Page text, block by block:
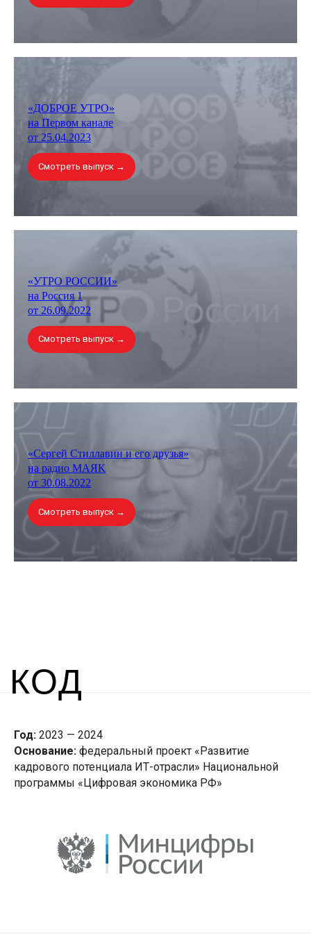
«ДОБРОЕ УТРО»
на Первом канале
от 25.04.2023
Смотреть выпуск →
«УТРО РОССИИ»
на Россия 1
от 26.09.2022
Смотреть выпуск →
«Сергей Стиллавин и его друзья»
на радио МАЯК
от 30.08.2022
Смотреть выпуск →
Год: 2023 — 2024
Основание: федеральный проект «Развитие
кадрового потенциала ИТ-отрасли» Национальной
программы «Цифровая экономика РФ»